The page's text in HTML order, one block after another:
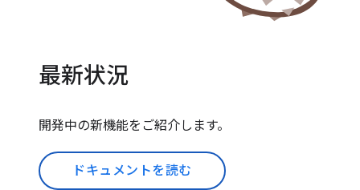
最新状況
開発中の新機能をご紹介します。
ドキュメントを読む